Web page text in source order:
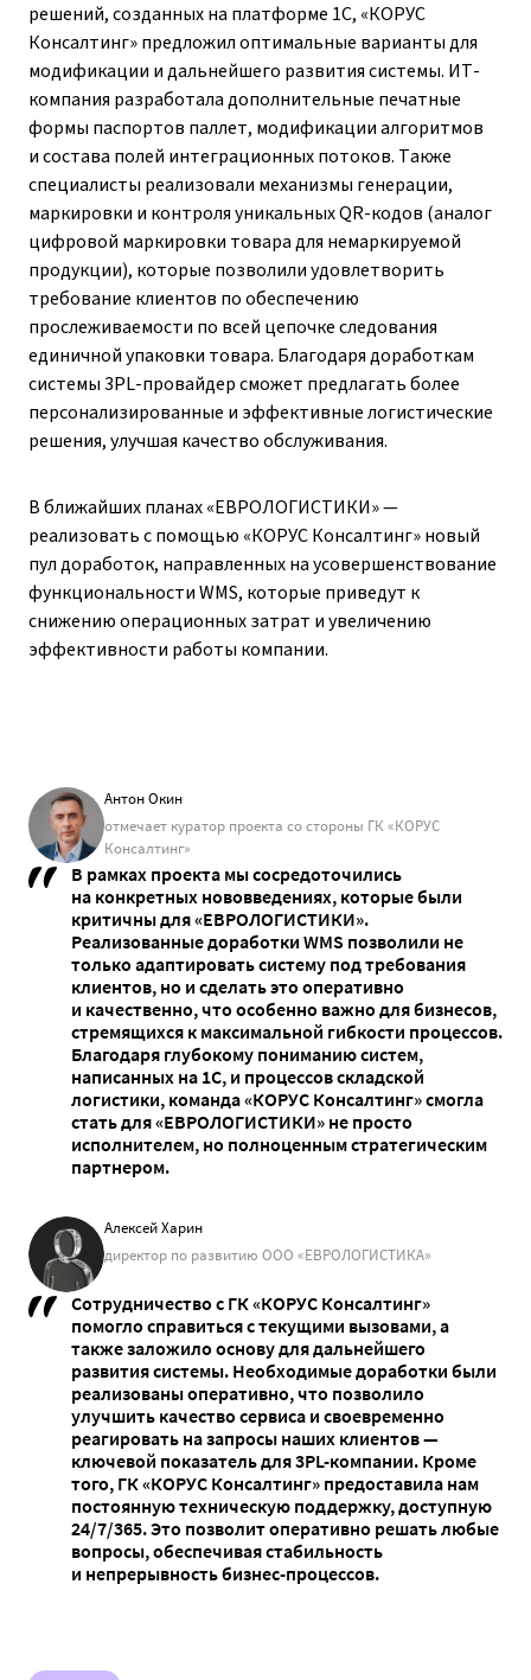
решений, созданных на платформе 1С, «КОРУС
Консалтинг» предложил оптимальные варианты для
модификации и дальнейшего развития системы. ИТ-
компания разработала дополнительные печатные
формы паспортов паллет, модификации алгоритмов
и состава полей интеграционных потоков. Также
специалисты реализовали механизмы генерации,
маркировки и контроля уникальных QR-кодов (аналог
цифровой маркировки товара для немаркируемой
продукции), которые позволили удовлетворить
требование клиентов по обеспечению
прослеживаемости по всей цепочке следования
единичной упаковки товара. Благодаря доработкам
системы 3PL-провайдер сможет предлагать более
персонализированные и эффективные логистические
решения, улучшая качество обслуживания.
В ближайших планах «ЕВРОЛОГИСТИКИ» —
реализовать с помощью «КОРУС Консалтинг» новый
пул доработок, направленных на усовершенствование
функциональности WMS, которые приведут к
снижению операционных затрат и увеличению
эффективности работы компании.
Антон Окин
отмечает куратор проекта со стороны ГК «КОРУС
Консалтинг»
В рамках проекта мы сосредоточились
на конкретных нововведениях, которые были
критичны для «ЕВРОЛОГИСТИКИ».
Реализованные доработки WMS позволили не
только адаптировать систему под требования
клиентов, но и сделать это оперативно
и качественно, что особенно важно для бизнесов,
стремящихся к максимальной гибкости процессов.
Благодаря глубокому пониманию систем,
написанных на 1С, и процессов складской
логистики, команда «КОРУС Консалтинг» смогла
стать для «ЕВРОЛОГИСТИКИ» не просто
исполнителем, но полноценным стратегическим
партнером.
Алексей Харин
директор по развитию ООО «ЕВРОЛОГИСТИКА»
Сотрудничество с ГК «КОРУС Консалтинг»
помогло справиться с текущими вызовами, а
также заложило основу для дальнейшего
развития системы. Необходимые доработки были
реализованы оперативно, что позволило
улучшить качество сервиса и своевременно
реагировать на запросы наших клиентов —
ключевой показатель для 3PL-компании. Кроме
того, ГК «КОРУС Консалтинг» предоставила нам
постоянную техническую поддержку, доступную
24/7/365. Это позволит оперативно решать любые
вопросы, обеспечивая стабильность
и непрерывность бизнес-процессов.